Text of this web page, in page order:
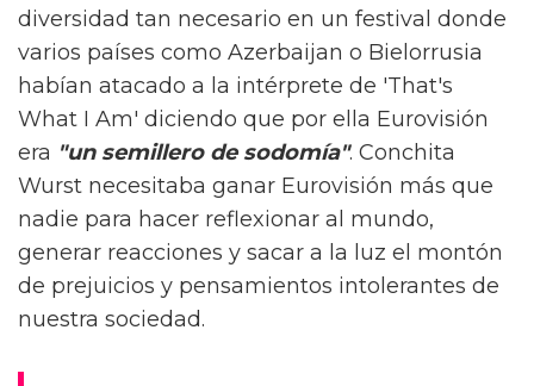
diversidad tan necesario en un festival donde
varios países como Azerbaijan o Bielorrusia
habían atacado a la intérprete de 'That's
What I Am' diciendo que por ella Eurovisión
era "un semillero de sodomía". Conchita
Wurst necesitaba ganar Eurovisión más que
nadie para hacer reflexionar al mundo,
generar reacciones y sacar a la luz el montón
de prejuicios y pensamientos intolerantes de
nuestra sociedad.